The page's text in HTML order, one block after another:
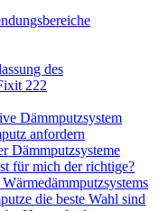
des
222
Dämmputzsystem
anfordern
Dämmputzsysteme
für mich der richtige?
die beste Wahl sind